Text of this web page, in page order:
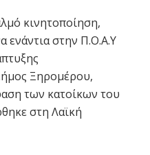
κινητοποίηση,
ενάντια στην Π.Ο.Α.Υ
Ξηρομέρου,
των κατοίκων του
στη Λαϊκή